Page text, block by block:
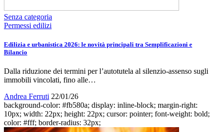
Senza categoria
Permessi edilizi
Edilizia e urbanistica 2026: le novità principali tra Semplificazioni e
Bilancio
Dalla riduzione dei termini per l’autotutela al silenzio-assenso sugli
immobili vincolati, fino alle…
Andrea Ferruti 22/01/26
background-color: #fb580a; display: inline-block; margin-right:
10px; width: 22px; height: 22px; cursor: pointer; font-weight: bold;
color: #fff; border-radius: 32px;